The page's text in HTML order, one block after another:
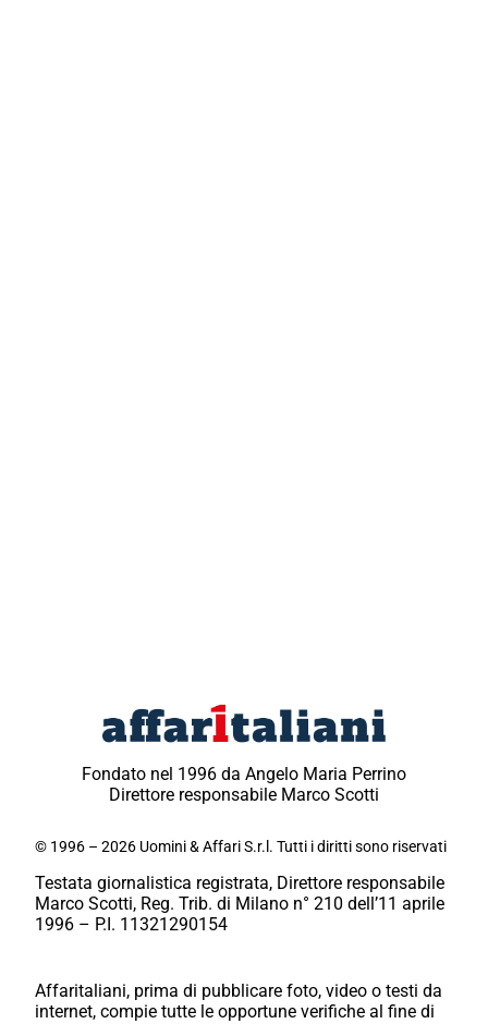
Fondato nel 1996 da Angelo Maria Perrino
Direttore responsabile Marco Scotti
© 1996 – 2026 Uomini & Affari S.r.l. Tutti i diritti sono riservati
Testata giornalistica registrata, Direttore responsabile
Marco Scotti, Reg. Trib. di Milano n° 210 dell’11 aprile
1996 – P.I. 11321290154
Affaritaliani, prima di pubblicare foto, video o testi da
internet, compie tutte le opportune verifiche al fine di